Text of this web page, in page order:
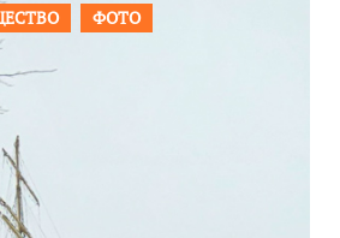
ФОТО